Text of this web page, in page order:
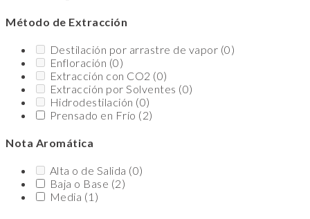
Método de Extracción
Destilación por arrastre de vapor (0)
Enfloración (0)
Extracción con CO2 (0)
Extracción por Solventes (0)
Hidrodestilación (0)
Prensado en Frío (2)
Nota Aromática
Alta o de Salida (0)
Baja o Base (2)
Media (1)